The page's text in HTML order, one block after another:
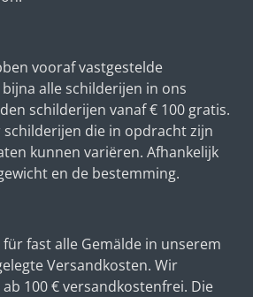
vooraf vastgestelde
alle schilderijen in ons
schilderijen vanaf € 100 gratis.
die in opdracht zijn
kunnen variëren. Afhankelijk
en de bestemming.
fast alle Gemälde in unserem
Versandkosten. Wir
100 € versandkostenfrei. Die